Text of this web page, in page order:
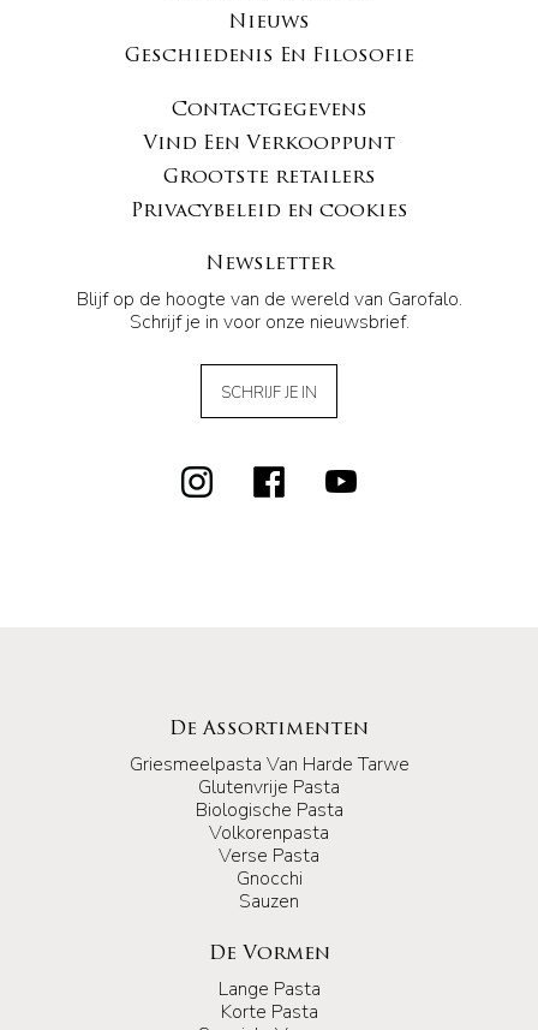
Nieuws
Geschiedenis En Filosofie
Contactgegevens
Vind Een Verkooppunt
Grootste retailers
Privacybeleid en cookies
Newsletter
Blijf op de hoogte van de wereld van Garofalo.
Schrijf je in voor onze nieuwsbrief.
SCHRIJF JE IN
De Assortimenten
Griesmeelpasta Van Harde Tarwe
Glutenvrije Pasta
Biologische Pasta
Volkorenpasta
Verse Pasta
Gnocchi
Sauzen
De Vormen
Lange Pasta
Korte Pasta